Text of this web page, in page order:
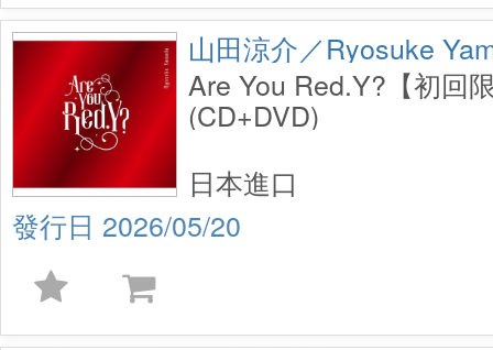
山田涼介／Ryosuke
Are You Red.Y?【初回
(CD+DVD)
2026/05/20
日本進口